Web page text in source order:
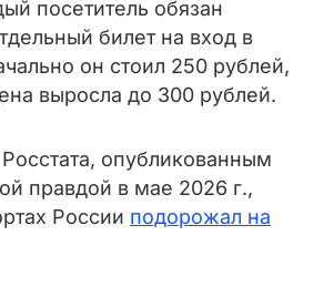
посетитель обязан
билет на вход в
он стоил 250 рублей,
выросла до 300 рублей.
опубликованным
правдой в мае 2026 г.,
России подорожал на